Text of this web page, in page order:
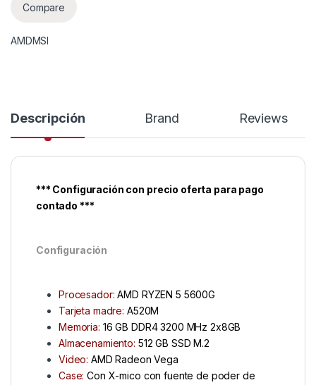
Compare
AMDMSI
Descripción Brand Reviews
*** Configuración con precio oferta para pago
contado ***
Configuración
Procesador: AMD RYZEN 5 5600G
Tarjeta madre: A520M
Memoria: 16 GB DDR4 3200 MHz 2x8GB
Almacenamiento: 512 GB SSD M.2
Video: AMD Radeon Vega
Case: Con X-mico con fuente de poder de